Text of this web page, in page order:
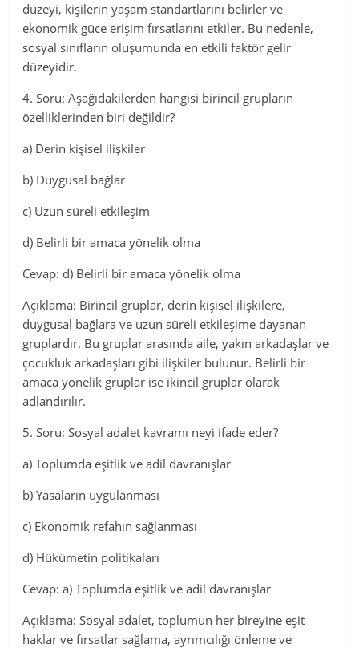
düzeyi, kişilerin yaşam standartlarını belirler ve
ekonomik güce erişim fırsatlarını etkiler. Bu nedenle,
sosyal sınıfların oluşumunda en etkili faktör gelir
düzeyidir.
4. Soru: Aşağıdakilerden hangisi birincil grupların
özelliklerinden biri değildir?
a) Derin kişisel ilişkiler
b) Duygusal bağlar
c) Uzun süreli etkileşim
d) Belirli bir amaca yönelik olma
Cevap: d) Belirli bir amaca yönelik olma
Açıklama: Birincil gruplar, derin kişisel ilişkilere,
duygusal bağlara ve uzun süreli etkileşime dayanan
gruplardır. Bu gruplar arasında aile, yakın arkadaşlar ve
çocukluk arkadaşları gibi ilişkiler bulunur. Belirli bir
amaca yönelik gruplar ise ikincil gruplar olarak
adlandırılır.
5. Soru: Sosyal adalet kavramı neyi ifade eder?
a) Toplumda eşitlik ve adil davranışlar
b) Yasaların uygulanması
c) Ekonomik refahın sağlanması
d) Hükümetin politikaları
Cevap: a) Toplumda eşitlik ve adil davranışlar
Açıklama: Sosyal adalet, toplumun her bireyine eşit
haklar ve fırsatlar sağlama, ayrımcılığı önleme ve